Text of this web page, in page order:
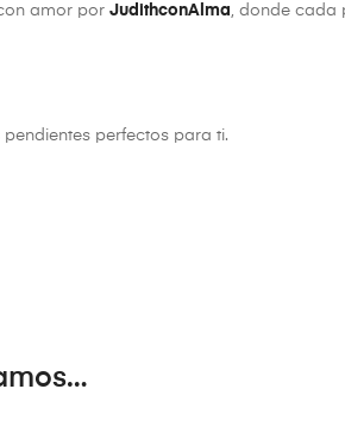
amor por JudithconAlma, donde cada
perfectos para ti.